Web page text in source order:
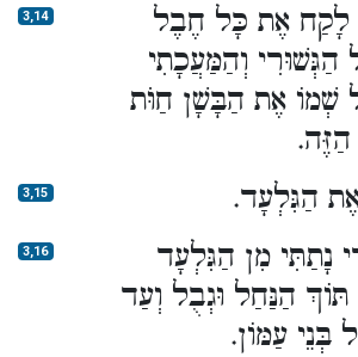
3,14
לָקַח אֶת כָּל חֶבֶל
וְהַמַּעֲכָתִי
שְׁמוֹ אֶת הַבָּשָׁן חַוֹּת
הַזֶּה.
3,15 הַגִּלְעָד.
3,16
נָתַתִּי מִן הַגִּלְעָד
הַנַּחַל וּגְבֻל וְעַד
בְּנֵי עַמּוֹן.